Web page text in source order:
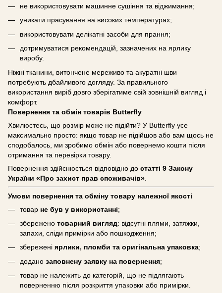
не використовувати машинне сушіння та віджимання;
уникати прасування на високих температурах;
використовувати делікатні засоби для прання;
дотримуватися рекомендацій, зазначених на ярлику
виробу.
Ніжні тканини, витончене мереживо та акуратні шви
потребують дбайливого догляду. За правильного
використання виріб довго зберігатиме свій зовнішній вигляд і
комфорт.
Повернення та обмін товарів Butterfly
Хвилюєтесь, що розмір може не підійти? У Butterfly усе
максимально просто: якщо товар не підійшов або вам щось не
сподобалось, ми зробимо обмін або повернемо кошти після
отримання та перевірки товару.
Повернення здійснюється відповідно до статті 9 Закону
України «Про захист прав споживачів»
Умови повернення та обміну товару належної якості
товар не був у використанні;
збережено товарний вигляд: відсутні плями, затяжки,
запахи, сліди примірки або пошкодження;
збережені ярлики, пломби та оригінальна упаковка;
додано заповнену заявку на повернення;
товар не належить до категорій, що не підлягають
поверненню після розкриття упаковки або примірки.